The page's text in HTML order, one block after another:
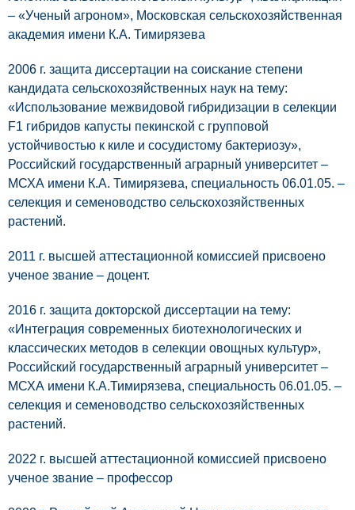
– «Ученый агроном», Московская сельскохозяйственная
академия имени К.А. Тимирязева
2006 г. защита диссертации на соискание степени
кандидата сельскохозяйственных наук на тему:
«Использование межвидовой гибридизации в селекции
F1 гибридов капусты пекинской с групповой
устойчивостью к киле и сосудистому бактериозу»,
Российский государственный аграрный университет –
МСХА имени К.А. Тимирязева, специальность 06.01.05. –
селекция и семеноводство сельскохозяйственных
растений.
2011 г. высшей аттестационной комиссией присвоено
ученое звание – доцент.
2016 г. защита докторской диссертации на тему:
«Интеграция современных биотехнологических и
классических методов в селекции овощных культур»,
Российский государственный аграрный университет –
МСХА имени К.А.Тимирязева, специальность 06.01.05. –
селекция и семеноводство сельскохозяйственных
растений.
2022 г. высшей аттестационной комиссией присвоено
ученое звание – профессор